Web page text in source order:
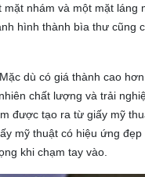
mặt nhám và một mặt láng
hình thành bìa thư cũng
dù có giá thành cao
chất lượng và trải
được tạo ra từ giấy mỹ
mỹ thuật có hiệu ứng đẹp
khi chạm tay vào.